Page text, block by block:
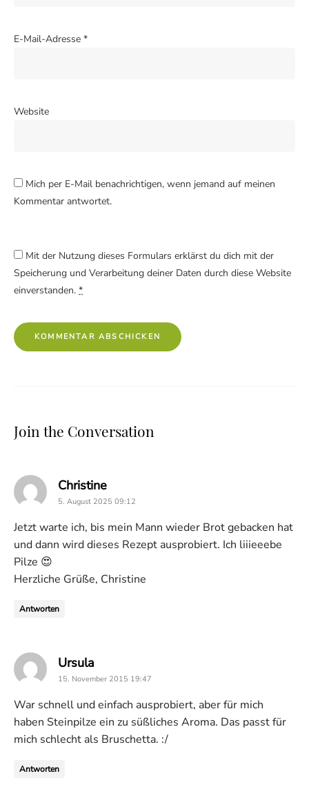
E-Mail-Adresse *
Website
Mich per E-Mail benachrichtigen, wenn jemand auf meinen
Kommentar antwortet.
Mit der Nutzung dieses Formulars erklärst du dich mit der
Speicherung und Verarbeitung deiner Daten durch diese Website
einverstanden. *
Join the Conversation
Christinesays:
5. August 2025 09:12
Jetzt warte ich, bis mein Mann wieder Brot gebacken hat
und dann wird dieses Rezept ausprobiert. Ich liiieeebe
Pilze 😍
Herzliche Grüße, Christine
Antworten
Ursula
15. November 2015 19:47
War schnell und einfach ausprobiert, aber für mich
haben Steinpilze ein zu süßliches Aroma. Das passt für
mich schlecht als Bruschetta. :/
Antworten